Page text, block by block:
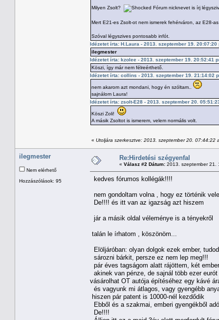
Milyen Zsolt? Fórum nicknevet is írj
Mert E21-es Zsolt-ot nem ismerek fehérváron, az E28-
Szóval légyszives pontosabb infót.
Idézetet írta: H.Laura - 2013. szeptember 19. 20:07:20
ilegmester
Idézetet írta: kzolee - 2013. szeptember 19. 20:52:41
Köszi, így már nem félreérthető.
Idézetet írta: collins - 2013. szeptember 19. 21:14:02
nem akarom azt mondani, hogy én szóltam..
sajnálom Laura!
Idézetet írta: zsolt-E28 - 2013. szeptember 20.
Köszi Zoli!
A másik Zsoltot is ismerem, velem normális volt.
« Utoljára szerkesztve: 2013. szeptember 20. 07:44:22
ilegmester
Nem elérhető
Hozzászólások: 95
Re:Hirdetési szégyenfal
« Válasz #2 Dátum: 2013. szeptember 21.
kedves fórumos kollégák!!!!
nem gondoltam volna , hogy ez történik
De!!!! és itt van az igazság azt hiszem
jár a másik oldal véleménye is a tényekről
talán le írhatom , köszönöm...
Elöljáróban: olyan dolgok ezek ember,
sározni bárkit, persze ez nem lep meg!!!
pár éves tagságom alatt rájöttem, két
akinek van pénze, de sajnál több ezer
vásárolhat OT autója építéséhez egy kávé
és vagyunk mi átlagos, vagy gyengébb
hiszen pár patent is 10000-nél kezdődik
Ebből és a szakmai, emberi gyengékből
De!!!!